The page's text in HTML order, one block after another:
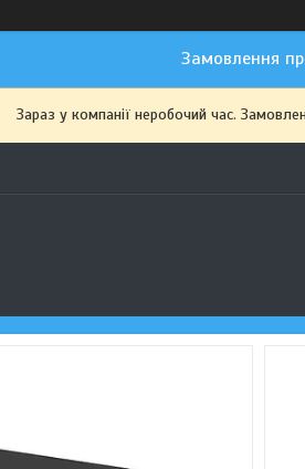
Замовлення
Зараз у компанії неробочий час.